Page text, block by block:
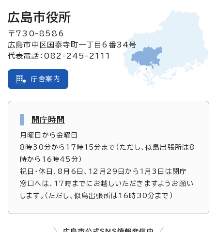
広島市役所
〒730-8586
広島市中区国泰寺町一丁目6番34号
代表電話：082-245-2111
庁舎案内
開庁時間
月曜日から金曜日
8時30分から17時15分まで（ただし、似島出張所は8
時から16時45分）
祝日・休日、8月6日、12月29日から1月3日は閉庁
窓口へは、17時までにお越しいただきますようお願い
します。（ただし、似島出張所は16時30分まで）